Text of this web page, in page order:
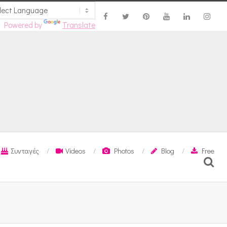
Powered by Translate
Συνταγές Videos Photos Blog
Free
Search